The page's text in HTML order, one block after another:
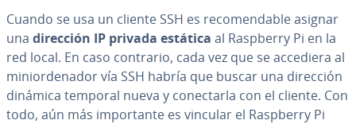
Cuando se usa un cliente SSH es re­co­me­n­da­ble asignar
una dirección IP privada estática al Raspberry Pi en la
red local. En caso contrario, cada vez que se accediera al
mi­nio­r­de­na­dor vía SSH habría que buscar una dirección
dinámica temporal nueva y co­ne­c­tar­la con el cliente. Con
todo, aún más im­po­r­ta­n­te es vincular el Raspberry Pi